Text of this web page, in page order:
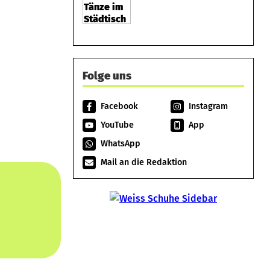
Folge uns
Facebook
Instagram
YouTube
App
WhatsApp
Mail an die Redaktion